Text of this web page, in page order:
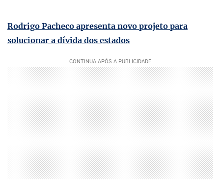
Rodrigo Pacheco apresenta novo projeto para
solucionar a dívida dos estados